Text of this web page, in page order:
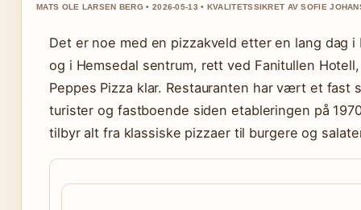
MATS OLE LARSEN BERG • 2026-05-13 • KVALITETSSIKRET AV SOFIE
Det er noe med en pizzakveld etter en lang dag i
og i Hemsedal sentrum, rett ved Fanitullen
Peppes Pizza klar. Restauranten har vært et fast
turister og fastboende siden etableringen på
tilbyr alt fra klassiske pizzaer til burgere og